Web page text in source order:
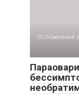
Осложнения